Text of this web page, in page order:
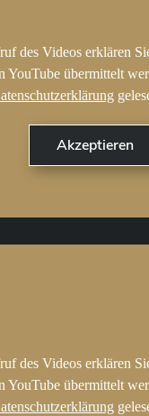
des Videos erklären
YouTube übermittelt
des Videos erklären
YouTube übermittelt